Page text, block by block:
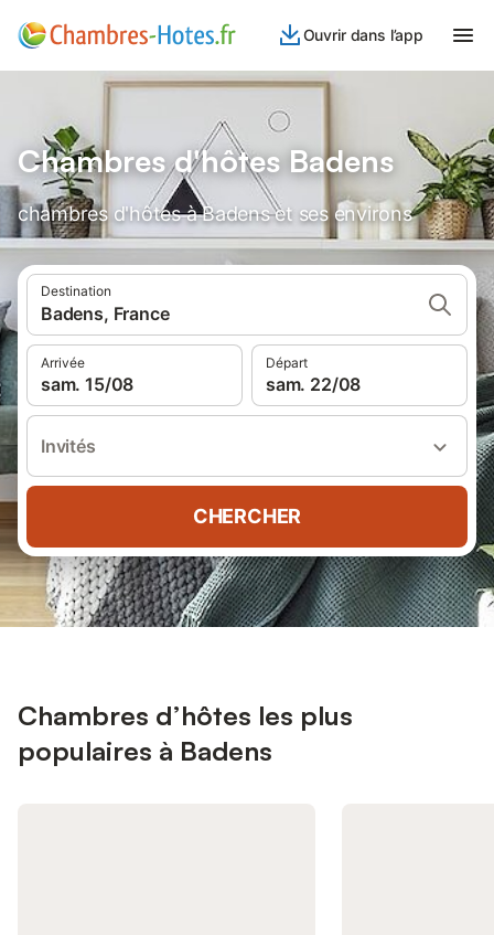
Ouvrir dans l’app
Chambres d'hôtes Badens
chambres d'hôtes à Badens et ses environs
Destination
Badens, France
Arrivée
sam. 15/08
Départ
sam. 22/08
Invités
CHERCHER
Chambres d’hôtes les plus
populaires à Badens